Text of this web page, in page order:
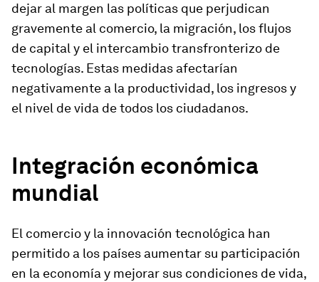
dejar al margen las políticas que perjudican
gravemente al comercio, la migración, los flujos
de capital y el intercambio transfronterizo de
tecnologías. Estas medidas afectarían
negativamente a la productividad, los ingresos y
el nivel de vida detodos los ciudadanos.
Integración económica
mundial
El comercio y la innovación tecnológica han
permitido a los países aumentar su participación
en la economía y mejorar sus condiciones de vida,